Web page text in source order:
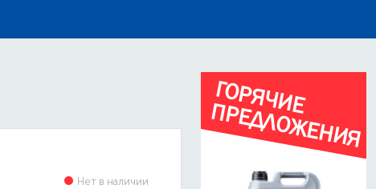
Нет в наличии
Г
О
Р
Я
Ч
И
Е
П
Р
Е
Д
Л
О
Ж
Е
Н
И
Я